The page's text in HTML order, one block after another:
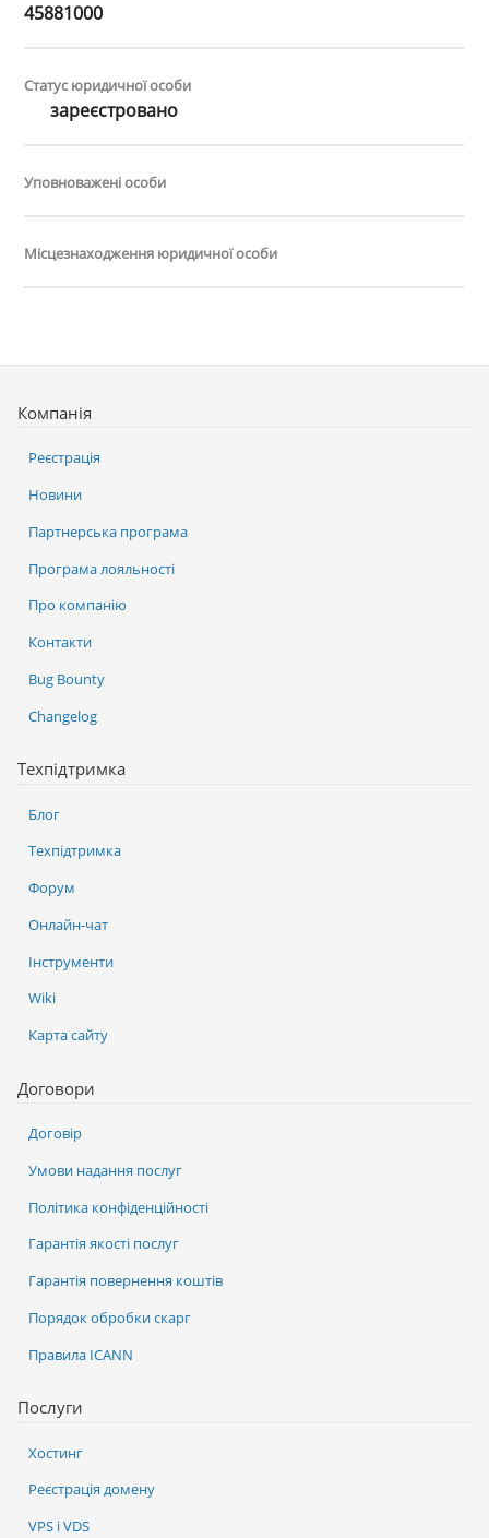
45881000
Статус юридичної особи
зареєстровано
Уповноважені особи
Місцезнаходження юридичної особи
Послуги
Хостинг
Реєстрація домену
VPS і VDS
Компанія
Реєстрація
Новини
Партнерська програма
Програма лояльності
Про компанію
Контакти
Bug Bounty
Changelog
Техпідтримка
Блог
Техпідтримка
Форум
Онлайн-чат
Інструменти
Wiki
Карта сайту
Договори
Договір
Умови надання послуг
Політика конфіденційності
Гарантія якості послуг
Гарантія повернення коштів
Порядок обробки скарг
Правила ICANN